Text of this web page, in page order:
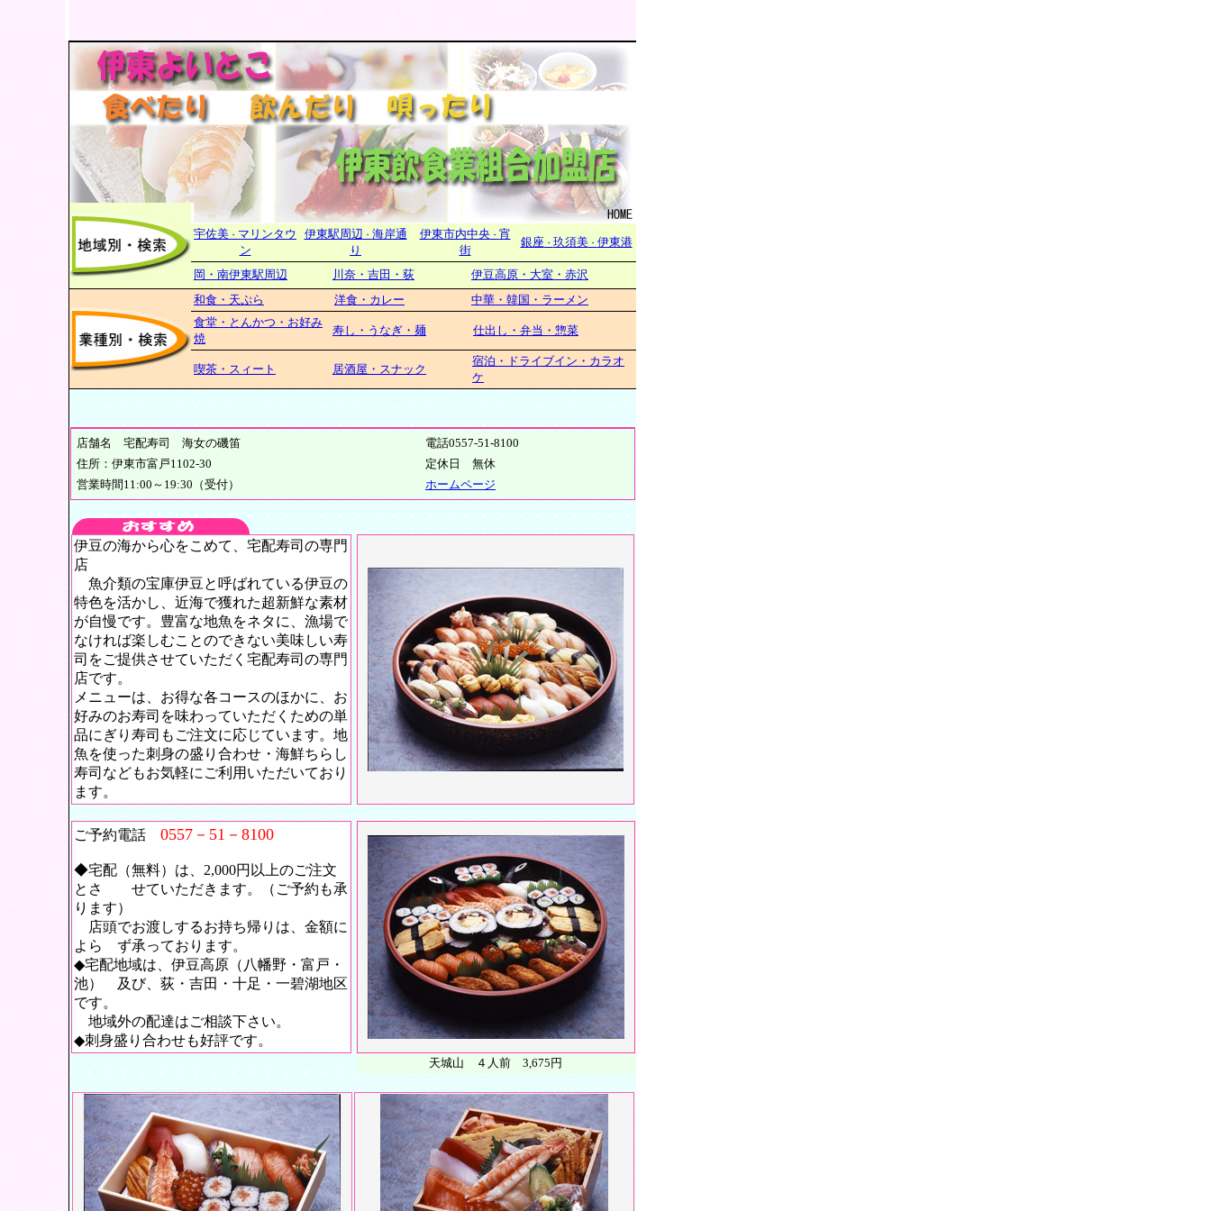
宇佐美 ・ マリンタウ
ン
伊東駅周辺 ・ 海岸通
り
伊東市内中央・ 宵
街
銀座 ・ 玖須美・ 伊東港
岡・南伊東駅周辺 川奈・吉田・荻
伊豆高原・大室・赤沢
和食・天ぷら
洋食・カレー
中華・韓国・ラーメン
食堂・とんかつ・お好み
焼
寿し・うなぎ・麺 仕出し・弁当・惣菜
喫茶・スィート 居酒屋・スナック
宿泊・ドライブイン・カラオ
ケ
店舗名 宅配寿司 海女の磯笛
電話0557-51-8100
住所：伊東市富戸1102-30
定休日 無休
営業時間11:00～19:30（受付）
ホームページ
伊豆の海から心をこめて、宅配寿司の専門
店
魚介類の宝庫伊豆と呼ばれている伊豆の
特色を活かし、近海で獲れた超新鮮な素材
が自慢です。豊富な地魚をネタに、漁場で
なければ楽しむことのできない美味しい寿
司をご提供させていただく宅配寿司の専門
店です。
メニューは、お得な各コースのほかに、お
好みのお寿司を味わっていただくための単
品にぎり寿司もご注文に応じています。地
魚を使った刺身の盛り合わせ・海鮮ちらし
寿司などもお気軽にご利用いただいており
ます。
ご予約電話 0557－51－8100
◆宅配（無料）は、2,000円以上のご注文
とさ せていただきます。（ご予約も承
ります）
店頭でお渡しするお持ち帰りは、金額に
よら ず承っております。
◆宅配地域は、伊豆高原（八幡野・富戸・
池） 及び、荻・吉田・十足・一碧湖地区
です。
地域外の配達はご相談下さい。
◆刺身盛り合わせも好評です。
天城山 ４人前 3,675円